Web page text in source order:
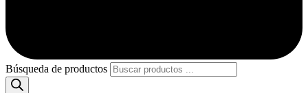
Búsqueda de productos